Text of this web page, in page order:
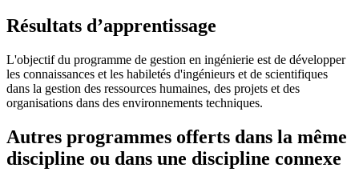
Résultats d’apprentissage
L'objectif du programme de gestion en ingénierie est de développer
les connaissances et les habiletés d'ingénieurs et de scientifiques
dans la gestion des ressources humaines, des projets et des
organisations dans des environnements techniques.
Autres programmes offerts dans la même
discipline ou dans une discipline connexe